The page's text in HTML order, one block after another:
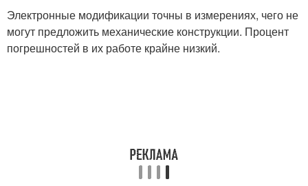
Электронные модификации точны в измерениях, чего не
могут предложить механические конструкции. Процент
погрешностей в их работе крайне низкий.